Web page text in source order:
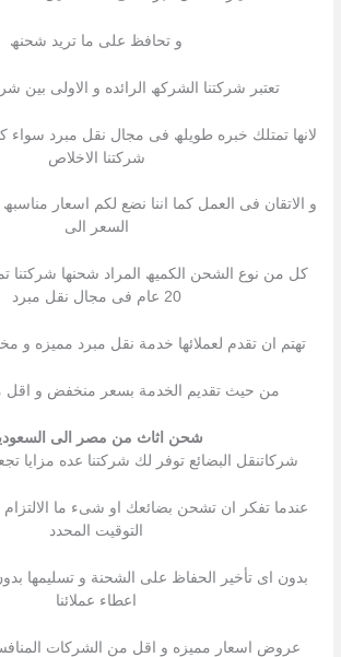
و تحافظ على ما ترید شحنھ
تعتبر شركتنا الشركھ الرائده و الاولى
لانھا تمتلك خبره طویلھ فى مجال نقل مبرد سواء
شركتنا الاخلاص
و الاتقان فى العمل كما اننا نضع لكم اسعار
السعر الى
كل من نوع الشحن الكمیھ المراد شحنھا شركتنا
20 عام فى مجال نقل مبرد
تھتم ان تقدم لعملائھا خدمة نقل مبرد ممیزه و
من حیث تقدیم الخدمة بسعر منخفض و اقل
شحن اثاث من مصر الى
شركاتنقل البضائع توفر لك شركتنا عده مزایا
عندما تفكر ان تشحن بضائعك او شىء ما
التوقیت المحدد
بدون اى تأخیر الحفاظ على الشحنة و تسلیمھا
اعطاء عملائنا
عروض اسعار ممیزه و اقل من الشركات